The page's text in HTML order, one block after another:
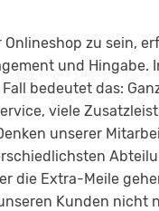
Onlineshop zu sein,
und Hingabe.
bedeutet das:
viele
unserer
die Extra-Meile
Kunden nicht